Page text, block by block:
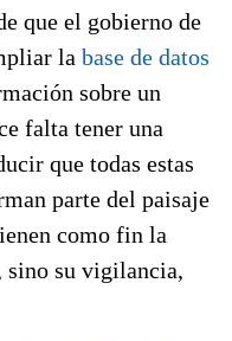
que el gobierno de
la base de datos
sobre un
falta tener una
que todas estas
parte del paisaje
como fin la
sino su vigilancia,